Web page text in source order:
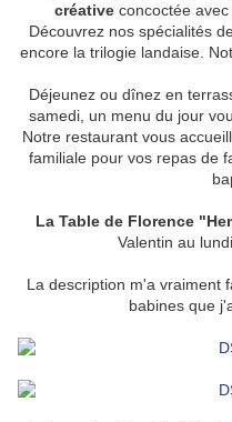
créative concoctée avec
Découvrez nos spécialités
encore la trilogie landaise.
Déjeunez ou dînez en
samedi, un menu du jour
Notre restaurant vous
familiale pour vos repas de
La Table de Florence
Valentin au
La description m'a vraiment
babines que